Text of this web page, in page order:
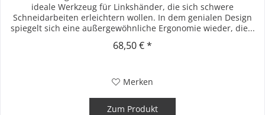
ideale Werkzeug für Linkshänder, die sich schwere
Schneidarbeiten erleichtern wollen. In dem genialen Design
spiegelt sich eine außergewöhnliche Ergonomie wieder, die...
68,50 € *
Merken
Zum Produkt